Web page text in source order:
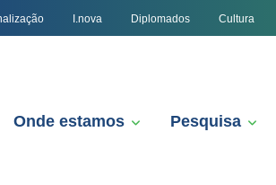
I.nova Diplomados Cultura
Onde estamos Pesquisa